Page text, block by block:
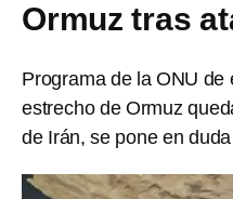
Ormuz tras
Programa de la ONU de
estrecho de Ormuz
de Irán, se pone en